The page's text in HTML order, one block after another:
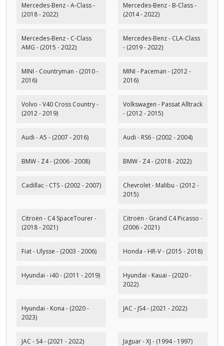
Mercedes-Benz - A-Class -
(2018 - 2022)
Mercedes-Benz - B-Class -
(2014 - 2022)
Mercedes-Benz - C-Class
AMG - (2015 - 2022)
Mercedes-Benz - CLA-Class
- (2019 - 2022)
MINI - Countryman - (2010 -
2016)
MINI - Paceman - (2012 -
2016)
Volvo - V40 Cross Country -
(2012 - 2019)
Volkswagen - Passat Alltrack
- (2012 - 2015)
Audi - A5 - (2007 - 2016) Audi - RS6 - (2002 - 2004)
BMW - Z4 - (2006 - 2008) BMW - Z4 - (2018 - 2022)
Cadillac - CTS - (2002 - 2007)
Chevrolet - Malibu - (2012 -
2015)
Citroën - C4 SpaceTourer -
(2018 - 2021)
Citroën - Grand C4 Picasso -
(2006 - 2021)
Fiat - Ulysse - (2003 - 2006) Honda - HR-V - (2015 - 2018)
Hyundai - i40 - (2011 - 2019)
Hyundai - Kauai - (2020 -
2022)
Hyundai - Kona - (2020 -
2023)
JAC - JS4 - (2021 - 2022)
JAC - S4 - (2021 - 2022) Jaguar - XJ - (1994 - 1997)